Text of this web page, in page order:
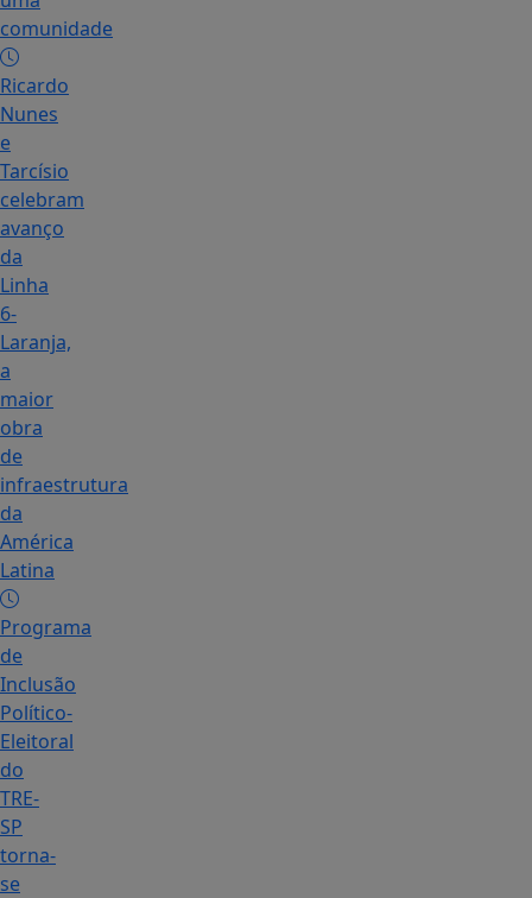
comunidade
Ricardo
Nunes
e
Tarcísio
celebram
avanço
da
Linha
6-
Laranja,
a
maior
obra
de
infraestrutura
da
América
Latina
Programa
de
Inclusão
Político-
Eleitoral
do
TRE-
SP
torna-
se